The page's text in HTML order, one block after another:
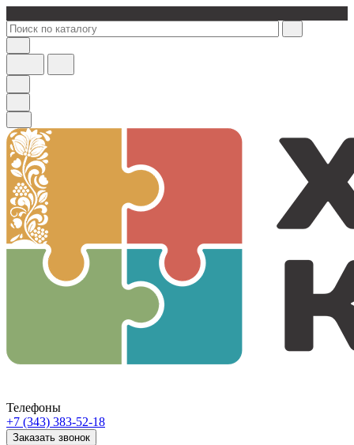
Телефоны
+7 (343) 383-52-18
Заказать звонок